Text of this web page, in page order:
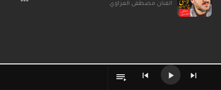
الفنان مصطفى العزاوي